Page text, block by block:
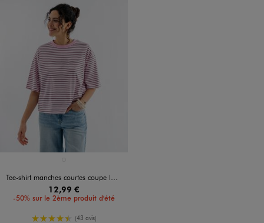
Tee-shirt manches courtes coupe large en jersey de coton rayé femme
12,99 €
-50% sur le 2ème produit d'été
4.5/5 de moyenne
(43 avis)